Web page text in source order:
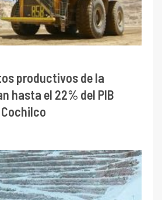
productivos de la
hasta el 22% del PIB